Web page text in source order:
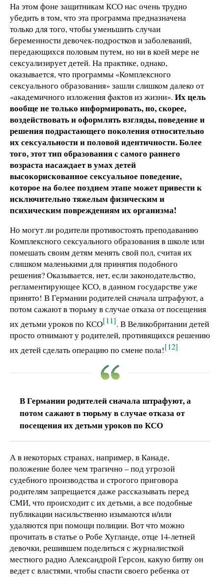
На этом фоне защитникам КСО нас очень трудно
убедить в том, что эта программа предназначена
только для того, чтобы уменьшить случаи
беременности девочек-подростков и заболеваний,
передающихся половым путем, но ни в коей мере не
сексуализирует детей. На практике, однако,
оказывается, что программы «Комплексного
сексуального образования» зашли слишком далеко от
«академичного изложения фактов из жизни». Их цель
вообще не только информировать, но, скорее,
воздействовать и оформлять взгляды, поведение и
решения подрастающего поколения относительно
их сексуальности и половой идентичности. Более
того, этот тип образования с самого раннего
возраста насаждает в умах детей
высокорискованное сексуальное поведение,
которое на более позднем этапе может привести к
исключительно тяжелым физическим и
психическим повреждениям их организма!
Но могут ли родители противостоять преподаванию
Комплексного сексуального образования в школе или
помешать своим детям менять свой пол, считая их
слишком маленькими для принятия подобного
решения? Оказывается, нет, если законодательство,
регламентирующее КСО, в данном государстве уже
принято! В Германии родителей сначала штрафуют, а
потом сажают в тюрьму в случае отказа от посещения
их детьми уроков по КСО[11]. В Великобритании детей
просто отнимают у родителей, противящихся решению
их детей сделать операцию по смене пола![12]
В Германии родителей сначала штрафуют, а
потом сажают в тюрьму в случае отказа от
посещения их детьми уроков по КСО
А в некоторых странах, например, в Канаде,
положение более чем трагично – под угрозой
судебного производства и строгого приговора
родителям запрещается даже рассказывать перед
СМИ, что происходит с их детьми, а все подобные
публикации насильственно изымаются и/или
удаляются при помощи полиции. Вот что можно
прочитать в статье о Робе Хугланде, отце 14-летней
девочки, решившем поделиться с журналисткой
местного радио Александрой Герсон, какую битву он
ведет с властями, чтобы спасти своего ребенка от